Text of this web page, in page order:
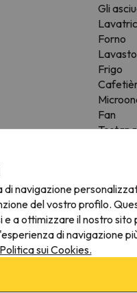
Gli
Forno
Frigo
Fan
navigazione
del vostro profilo.
a ottimizzare il nostro sito
di navigazione
Politica sui Cookies.